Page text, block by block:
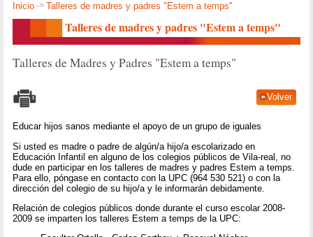
Inicio ->Talleres de madres y padres "Estem a temps"
Talleres de madres y padres "Estem a temps"
Talleres de Madres y Padres "Estem a temps"
Volver
Educar hijos sanos mediante el apoyo de un grupo de iguales
Si usted es madre o padre de algún/a hijo/a escolarizado en
Educación Infantil en alguno de los colegios públicos de Vila-real, no
dude en participar en los talleres de madres y padres Estem a temps.
Para ello, póngase en contacto con la UPC (964 530 521) o con la
dirección del colegio de su hijo/a y le informarán debidamente.
Relación de colegios públicos donde durante el curso escolar 2008-
2009 se imparten los talleres Estem a temps de la UPC: